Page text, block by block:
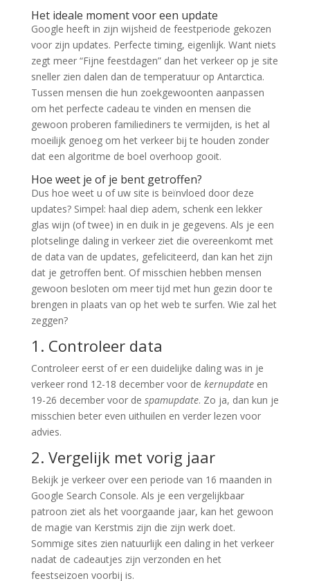
Het ideale moment voor een update
Google heeft in zijn wijsheid de feestperiode gekozen
voor zijn updates. Perfecte timing, eigenlijk. Want niets
zegt meer “Fijne feestdagen” dan het verkeer op je site
sneller zien dalen dan de temperatuur op Antarctica.
Tussen mensen die hun zoekgewoonten aanpassen
om het perfecte cadeau te vinden en mensen die
gewoon proberen familiediners te vermijden, is het al
moeilijk genoeg om het verkeer bij te houden zonder
dat een algoritme de boel overhoop gooit.
Hoe weet je of je bent getroffen?
Dus hoe weet u of uw site is beïnvloed door deze
updates? Simpel: haal diep adem, schenk een lekker
glas wijn (of twee) in en duik in je gegevens. Als je een
plotselinge daling in verkeer ziet die overeenkomt met
de data van de updates, gefeliciteerd, dan kan het zijn
dat je getroffen bent. Of misschien hebben mensen
gewoon besloten om meer tijd met hun gezin door te
brengen in plaats van op het web te surfen. Wie zal het
zeggen?
1. Controleer data
Controleer eerst of er een duidelijke daling was in je
verkeer rond 12-18 december voor de kernupdateen
19-26 december voor de spamupdate. Zo ja, dan kun je
misschien beter even uithuilen en verder lezen voor
advies.
2. Vergelijk met vorig jaar
Bekijk je verkeer over een periode van 16 maanden in
Google Search Console. Als je een vergelijkbaar
patroon ziet als het voorgaande jaar, kan het gewoon
de magie van Kerstmis zijn die zijn werk doet.
Sommige sites zien natuurlijk een daling in het verkeer
nadat de cadeautjes zijn verzonden en het
feestseizoen voorbij is.